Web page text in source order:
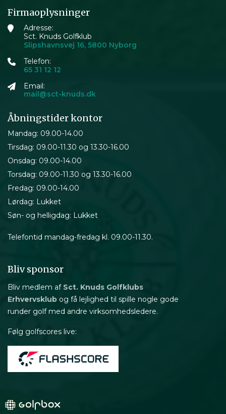
Firmaoplysninger
Adresse:
Sct. Knuds Golfklub
Slipshavnsvej 16, 5800 Nyborg
Telefon:
65 31 12 12
Email:
mail@sct-knuds.dk
Åbningstider kontor
Mandag: 09.00-14.00
Tirsdag: 09.00-11.30 og 13.30-16.00
Onsdag: 09.00-14.00
Torsdag: 09.00-11.30 og 13.30-16.00
Fredag: 09.00-14.00
Lørdag: Lukket
Søn- og helligdag: Lukket
Telefontid mandag-fredag kl. 09.00-11.30.
Bliv sponsor
Bliv medlem af Sct. Knuds Golfklubs
Erhvervsklub og få lejlighed til spille nogle gode
runder golf med andre virksomhedsledere.
Følg golfscores live: